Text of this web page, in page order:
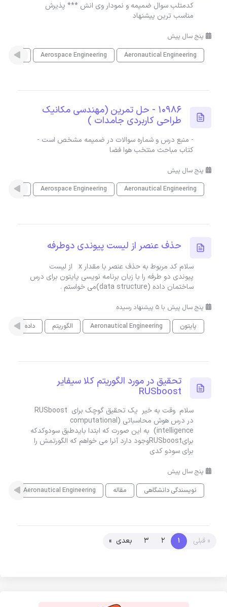
كدمتلب سوال ضمیمه و نمودار وى انش *** پذیرش
مناسب ترین پیشنهاد
پنج سال پیش
Aeronautical Engineering
Aerospace Engineering متلب
10986 - حل تمرین (مهندسی مکانیک
طراحی کاربردی جامدات )
- منبع درس و شماره سوالات در ضمیمه مشخص است -
کتاب مباحث منتخب هوا فضا
پنج سال پیش
Aeronautical Engineering
Aerospace Engineering
حذف عنصر از لیست پیوندی دوطرفه
سلام کد مربوط به حذف عنصر با مقدار x از لیست
پیوندی دو طرفه را با زبان برنامه نویسی پایتون برای درس
ساختمان داده (data structure)می خواستم .
پنج سال پیش با 5 پیشنهاد رسیده
پایتون
Aeronautical Engineering الگوریتم داده کاوی
تحقیق در مورد الگوریتم کلا سیفایر
RUSboost
سلام وقت به خیر یک تحقیق گوچک برای RUSboost
در درس هوش محاسباتی (computational
intelligence) به این صورت که ابتدا بایدطبق سودوکدکه
برایRUSboostوجود دارد آنرا می خواهم که الگورتمش را
برای سودو کدی
پنج سال پیش
نویسندگی دانشگاهی
مقاله Aeronautical Engineering
« قبلی 1
2
3 بعدی »